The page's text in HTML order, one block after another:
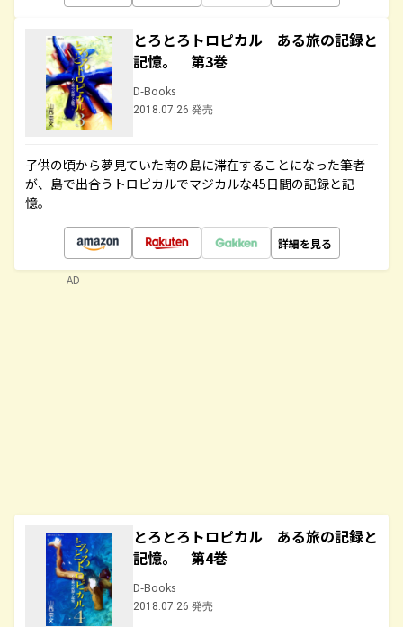
とろとろトロピカル ある旅の記録と
記憶。 第3巻
D-Books
2018.07.26 発売
子供の頃から夢見ていた南の島に滞在することになった筆者
が、島で出合うトロピカルでマジカルな45日間の記録と記
憶。
詳細を見る
とろとろトロピカル ある旅の記録と
記憶。 第4巻
D-Books
2018.07.26 発売
AD